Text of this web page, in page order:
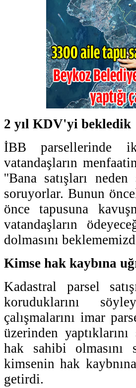
2 yıl KDV'yi bekledik
İBB parsellerinde
vatandaşların
''Bana satışları
soruyorlar. Bunun
önce tapusuna
vatandaşların
dolmasını
Kimse hak kaybına
Kadastral parsel
koruduklarını
çalışmalarını imar
üzerinden
hak sahibi olmasını
kimsenin hak
getirdi.